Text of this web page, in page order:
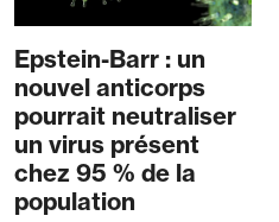
Epstein-Barr : un
nouvel anticorps
pourrait neutraliser
un virus présent
chez 95 % de la
population